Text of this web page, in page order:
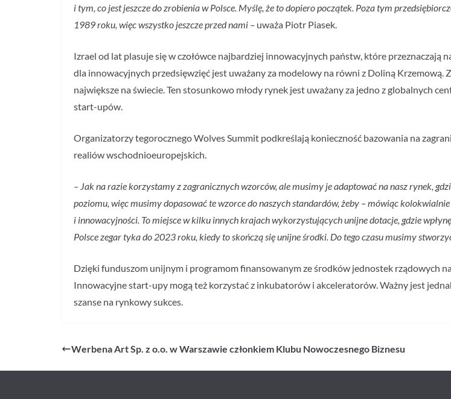
i tym, co jest jeszcze do zrobienia w Polsce. Myślę, że to dopiero początek. Poza tym
1989 roku, więc wszystko jeszcze przed nami – uważa Piotr Piasek.
Izrael od lat plasuje się w czołówce najbardziej innowacyjnych państw, które przeznaczają
dla innowacyjnych przedsięwzięć jest uważany za modelowy na równi z Doliną
największe na świecie. Ten stosunkowo młody rynek jest uważany za jedno z globalnych
start-upów.
Organizatorzy tegorocznego Wolves Summit podkreślają konieczność bazowania na
realiów wschodnioeuropejskich.
– Jak na razie korzystamy z zagranicznych wzorców, ale musimy je adaptować na nasz rynek,
poziomu, więc musimy dopasować te wzorce do naszych standardów, żeby – mówiąc
i innowacyjności. To miejsce w kilku innych krajach wykorzystujących unijne dotacje, gdzie
Polsce zegar tyka do 2023 roku, kiedy to skończą się unijne środki. Do tego czasu musimy
Dzięki funduszom unijnym i programom finansowanym ze środków jednostek rządowych
Innowacyjne start-upy mogą też korzystać z inkubatorów i akceleratorów. Ważny jest
szanse na rynkowy sukces.
Werbena Art Sp. z o.o. w Warszawie członkiem Klubu Nowoczesnego Biznesu